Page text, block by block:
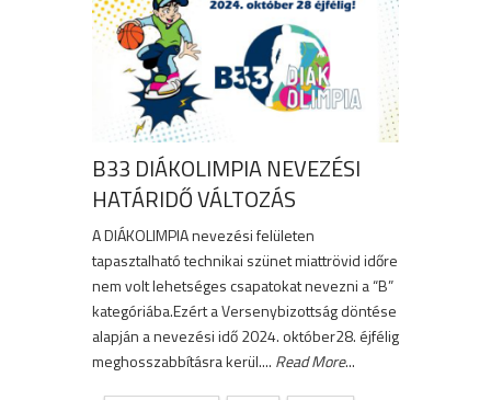
B33 DIÁKOLIMPIA NEVEZÉSI
HATÁRIDŐ VÁLTOZÁS
A DIÁKOLIMPIA nevezési felületen
tapasztalható technikai szünet miattrövid időre
nem volt lehetséges csapatokat nevezni a “B”
kategóriába.Ezért a Versenybizottság döntése
alapján a nevezési idő 2024. október28. éjfélig
meghosszabbításra kerül.... Read More...